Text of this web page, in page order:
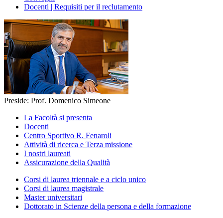
Docenti | Requisiti per il reclutamento
Preside: Prof. Domenico Simeone
La Facoltà si presenta
Docenti
Centro Sportivo R. Fenaroli
Attività di ricerca e Terza missione
I nostri laureati
Assicurazione della Qualità
Corsi di laurea triennale e a ciclo unico
Corsi di laurea magistrale
Master universitari
Dottorato in Scienze della persona e della formazione